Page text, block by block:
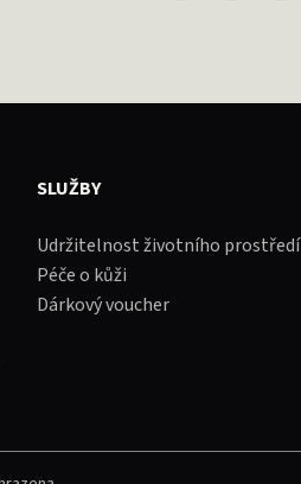
SLUŽBY
Udržitelnost životního prostředí
Péče o kůži
Dárkový voucher